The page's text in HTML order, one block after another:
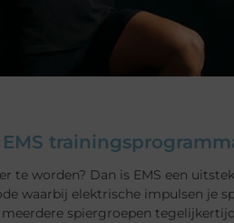
te worden? Dan is EMS een
waarbij elektrische impulsen je
spiergroepen